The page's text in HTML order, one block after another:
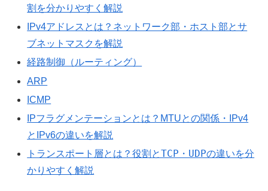
割を分かりやすく解説
IPv4アドレスとは？ネットワーク部・ホスト部とサ
ブネットマスクを解説
経路制御（ルーティング）
ARP
ICMP
IPフラグメンテーションとは？MTUとの関係・IPv4
とIPv6の違いを解説
トランスポート層とは？役割とTCP・UDPの違いを分
かりやすく解説